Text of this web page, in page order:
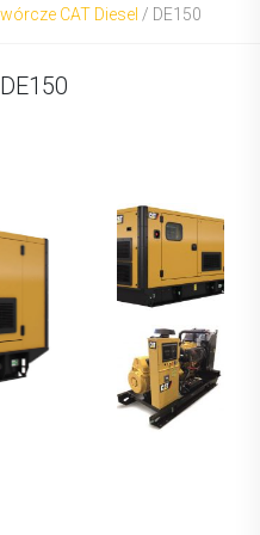
CAT Diesel / DE150